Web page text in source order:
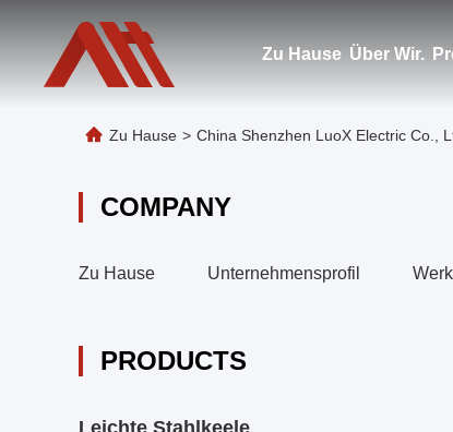
Zu Hause Über Wir.
Zu Hause > China Shenzhen LuoX Electric Co.,
COMPANY
Zu Hause Unternehmensprofil
PRODUCTS
Leichte Stahlkeele